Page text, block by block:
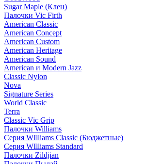
Sugar Maple (Клен)
Палочки Vic Firth
American Classic
American Concept
American Custom
American Heritage
American Sound
American и Modern Jazz
Classic Nylon
Nova
Signature Series
World Classic
Terra
Classic Vic Grip
Палочки Williams
Серия WIlliams Classic (Бюджетные)
Серия WIlliams Standard
Палочки Zildjian